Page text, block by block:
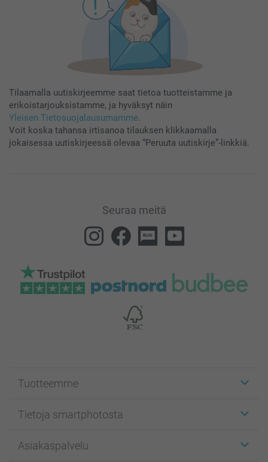
Tilaamalla uutiskirjeemme saat tietoa tuotteistamme ja
erikoistarjouksistamme, ja hyväksyt näin
Yleisen Tietosuojalausumamme.
Voit koska tahansa irtisanoa tilauksen klikkaamalla
jokaisessa uutiskirjeessä olevaa “Peruuta uutiskirje”-linkkiä.
Seuraa meitä
Tuotteemme
Kuvakortit
Kuvakirjat
Tietoja smartphotosta
Affiliate ohjelma
Asiakaspalvelu